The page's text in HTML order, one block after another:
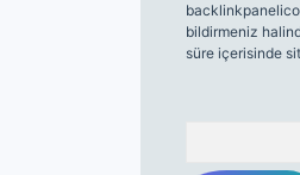
bildirmeniz
süre içerisinde